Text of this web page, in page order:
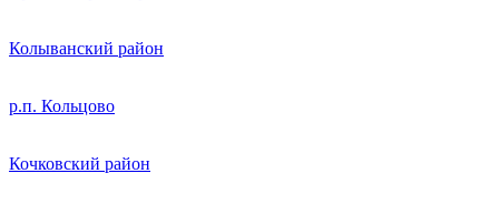
Колыванский район
р.п. Кольцово
Кочковский район